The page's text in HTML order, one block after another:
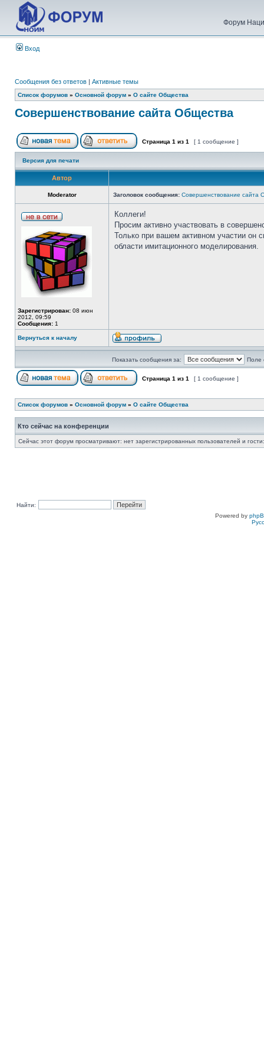
Форум
Вход
Сообщения без ответов | Активные темы
Список форумов » Основной форум » О сайте Общества
Совершенствование сайта Общества
Страница 1 из 1 [ 1 сообщение ]
Версия для печати
Автор
Moderator Заголовок сообщения: Совершенствование сайта
Зарегистрирован: 08 июн
2012, 09:59
Сообщения: 1
Коллеги!
Просим активно участвовать в
Только при вашем активном участии он
области имитационного моделирования.
Вернуться к началу
Показать сообщения за: Поле
Страница 1 из 1 [ 1 сообщение ]
Список форумов » Основной форум » О сайте Общества
Кто сейчас на конференции
Сейчас этот форум просматривают: нет зарегистрированных пользователей и
Найти:
Powered by